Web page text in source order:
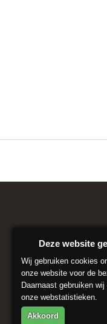
Deze website
Wij gebruiken cookies
onze website voor de
Daarnaast gebruiken
onze webstatistieken.
Akkoord